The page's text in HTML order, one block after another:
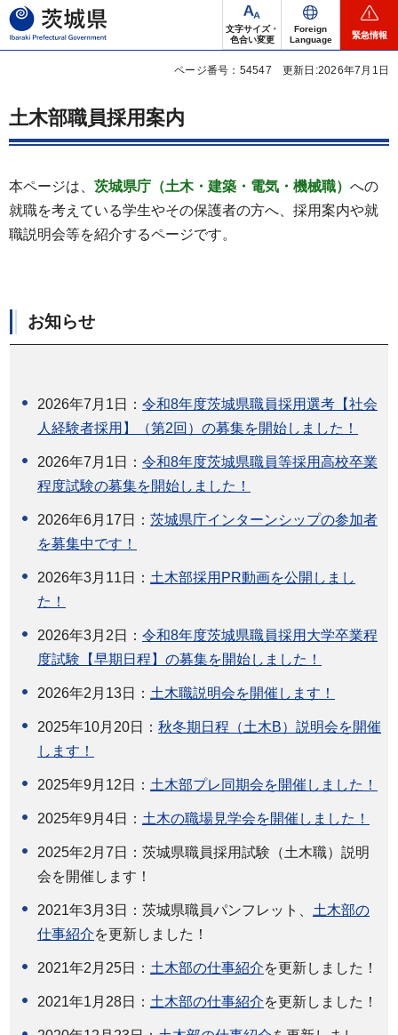
茨城県
文字サイズ・
色合い変更
Foreign
Language
緊急情報
ページ番号：54547 更新日:2026年7月1日
土木部職員採用案内
本ページは、 茨城県庁（土木・建築・電気・機械職） への
就職を考えている学生やその保護者の方へ、採用案内や就
職説明会等を紹介するページです。
お知らせ
2026年7月1日： 令和8年度茨城県職員採用選考【社会
人経験者採用】（第2回）の募集を開始しました！
2026年7月1日： 令和8年度茨城県職員等採用高校卒業
程度試験の募集を開始しました！
2026年6月17日： 茨城県庁インターンシップの参加者
を募集中です！
2026年3月11日： 土木部採用PR動画を公開しまし
た！
2026年3月2日： 令和8年度茨城県職員採用大学卒業程
度試験【早期日程】の募集を開始しました！
2026年2月13日： 土木職説明会を開催します！
2025年10月20日： 秋冬期日程（土木B）説明会を開催
します！
2025年9月12日： 土木部プレ同期会を開催しました！
2025年9月4日： 土木の職場見学会を開催しました！
2025年2月7日：茨城県職員採用試験（土木職）説明
会を開催します！
2021年3月3日：茨城県職員パンフレット、 土木部の
仕事紹介を更新しました！
2021年2月25日： 土木部の仕事紹介を更新しました！
2021年1月28日： 土木部の仕事紹介を更新しました！